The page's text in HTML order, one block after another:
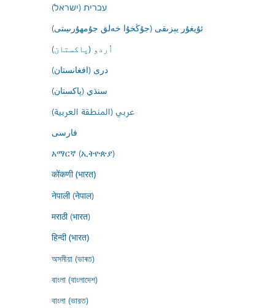
עברית (ישראל)
ئۇيغۇر يېزىقى (جۇڭخۇا خەلق جۇمھۇرىيىتى)
اُردو (پاکستان)
درى (افغانستان)
سنڌي (پاکستان)
عربي (المنطقة العربية)
فارسى
አማርኛ (ኢትዮጵያ)
कोंकणी (भारत)
नेपाली (नेपाल)
मराठी (भारत)
हिन्दी (भारत)
অসমীয়া (ভাৰত)
বাংলা (বাংলাদেশ)
বাংলা (ভারত)